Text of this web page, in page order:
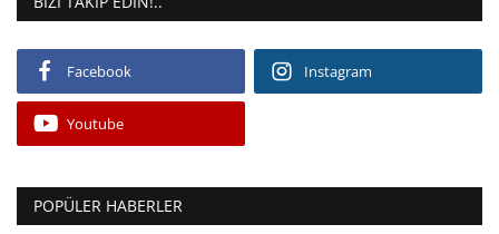
Facebook Instagram
Youtube
POPÜLER HABERLER